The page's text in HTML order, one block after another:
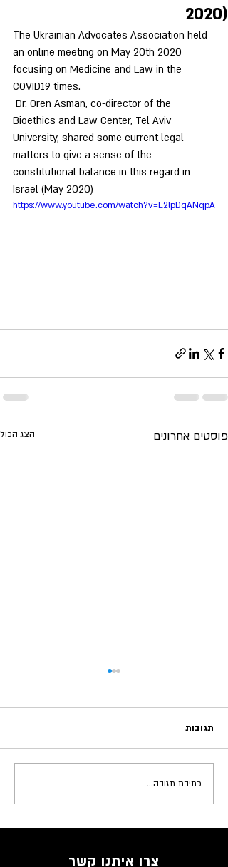
2020)
The Ukrainian Advocates Association held
an online meeting on May 20th 2020
focusing on Medicine and Law in the
COVID19 times.
Dr. Oren Asman, co-director of the
Bioethics and Law Center, Tel Aviv
University, shared some current legal
matters to give a sense of the
constitutional balance in this regard in
Israel (May 2020)
https://www.youtube.com/watch?v=L2lpDqANqpA
פוסטים אחרונים הצג הכול
חזון המיזם לבינה מלאכותית
אחראית ברפואה (מאי, 2025)
תגובות
כתיבת תגובה...
צרו איתנו קשר